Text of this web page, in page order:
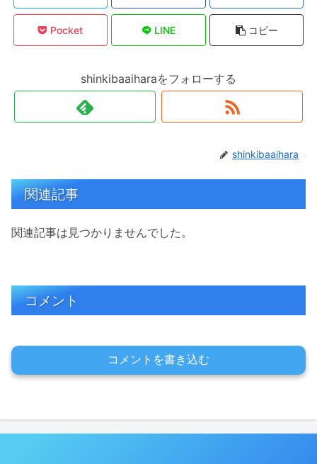
Pocket LINE コピー
shinkibaaiharaをフォローする
shinkibaaihara
関連記事
関連記事は見つかりませんでした。
コメント
コメントを書き込む